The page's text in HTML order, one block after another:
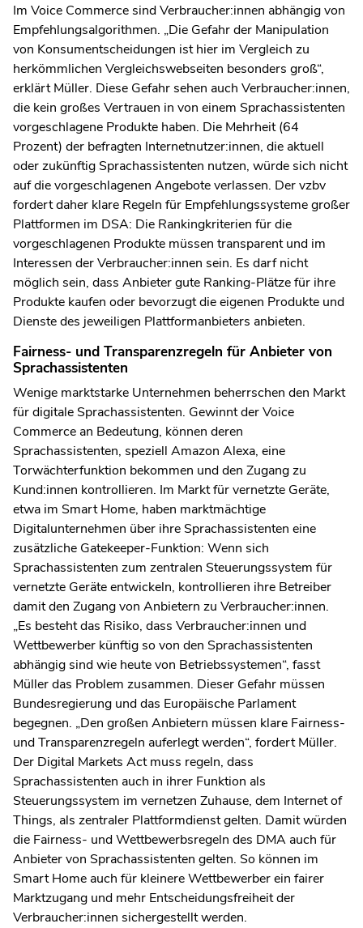
Im Voice Commerce sind Verbraucher:innen abhängig von
Empfehlungsalgorithmen. „Die Gefahr der Manipulation
von Konsumentscheidungen ist hier im Vergleich zu
herkömmlichen Vergleichswebseiten besonders groß“,
erklärt Müller. Diese Gefahr sehen auch Verbraucher:innen,
die kein großes Vertrauen in von einem Sprachassistenten
vorgeschlagene Produkte haben. Die Mehrheit (64
Prozent) der befragten Internetnutzer:innen, die aktuell
oder zukünftig Sprachassistenten nutzen, würde sich nicht
auf die vorgeschlagenen Angebote verlassen. Der vzbv
fordert daher klare Regeln für Empfehlungssysteme großer
Plattformen im DSA: Die Rankingkriterien für die
vorgeschlagenen Produkte müssen transparent und im
Interessen der Verbraucher:innen sein. Es darf nicht
möglich sein, dass Anbieter gute Ranking-Plätze für ihre
Produkte kaufen oder bevorzugt die eigenen Produkte und
Dienste des jeweiligen Plattformanbieters anbieten.
Fairness- und Transparenzregeln für Anbieter von
Sprachassistenten
Wenige marktstarke Unternehmen beherrschen den Markt
für digitale Sprachassistenten. Gewinnt der Voice
Commerce an Bedeutung, können deren
Sprachassistenten, speziell Amazon Alexa, eine
Torwächterfunktion bekommen und den Zugang zu
Kund:innen kontrollieren. Im Markt für vernetzte Geräte,
etwa im Smart Home, haben marktmächtige
Digitalunternehmen über ihre Sprachassistenten eine
zusätzliche Gatekeeper-Funktion: Wenn sich
Sprachassistenten zum zentralen Steuerungssystem für
vernetzte Geräte entwickeln, kontrollieren ihre Betreiber
damit den Zugang von Anbietern zu Verbraucher:innen.
„Es besteht das Risiko, dass Verbraucher:innen und
Wettbewerber künftig so von den Sprachassistenten
abhängig sind wie heute von Betriebssystemen“, fasst
Müller das Problem zusammen. Dieser Gefahr müssen
Bundesregierung und das Europäische Parlament
begegnen. „Den großen Anbietern müssen klare Fairness-
und Transparenzregeln auferlegt werden“, fordert Müller.
Der Digital Markets Act muss regeln, dass
Sprachassistenten auch in ihrer Funktion als
Steuerungssystem im vernetzen Zuhause, dem Internet of
Things, als zentraler Plattformdienst gelten. Damit würden
die Fairness- und Wettbewerbsregeln des DMA auch für
Anbieter von Sprachassistenten gelten. So können im
Smart Home auch für kleinere Wettbewerber ein fairer
Marktzugang und mehr Entscheidungsfreiheit der
Verbraucher:innen sichergestellt werden.